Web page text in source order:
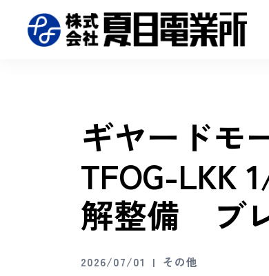
ギヤードモ
TFOG-LKK
解整備 ブ
2026/07/01 その他